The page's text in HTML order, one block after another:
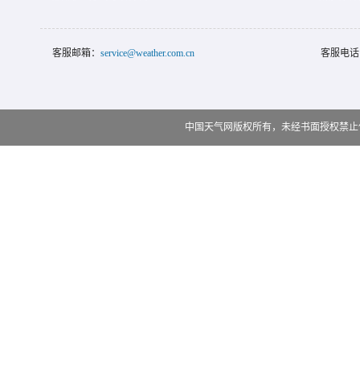
客服邮箱： service@weather.com.cn 客服电
中国天气网版权所有，未经书面授权